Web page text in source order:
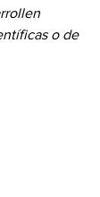
o de